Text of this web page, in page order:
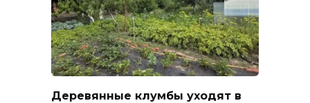
Деревянные клумбы уходят в